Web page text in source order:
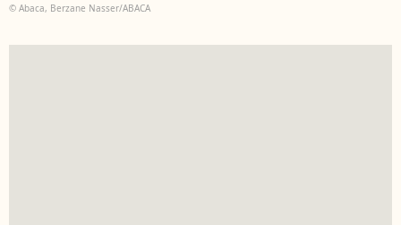
© Abaca, Berzane Nasser/ABACA